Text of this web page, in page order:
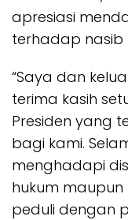
apresiasi
terhadap nasib
“Saya dan
terima kasih
Presiden yang
bagi kami.
menghadapi
hukum
peduli dengan